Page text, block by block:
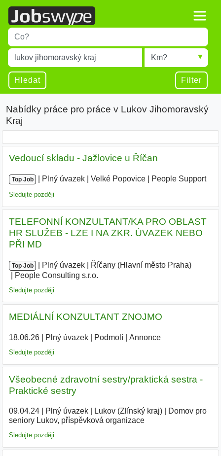
Title
Type 1 or more characters for results.
Místo
Type 1 or more characters for results.
Radius
Hledat Filter
Nabídky práce pro práce v Lukov Jihomoravský
Kraj
Vedoucí skladu - Jažlovice u Říčan
Top Job Plný úvazek Velké Popovice People Support|
Sledujte později
TELEFONNÍ KONZULTANT/KA PRO OBLAST
HR SLUŽEB - LZE I NA ZKR. ÚVAZEK NEBO
PŘI MD
Top Job Plný úvazek Říčany (Hlavní město Praha)
People Consulting s.r.o.
Sledujte později
MEDIÁLNÍ KONZULTANT ZNOJMO
18.06.26| Plný úvazek| Podmolí| Annonce
Sledujte později
Všeobecné zdravotní sestry/praktická sestra -
Praktické sestry
09.04.24| Plný úvazek| Lukov (Zlínský kraj)|
Domov pro
seniory Lukov, příspěvková organizace|
Sledujte později